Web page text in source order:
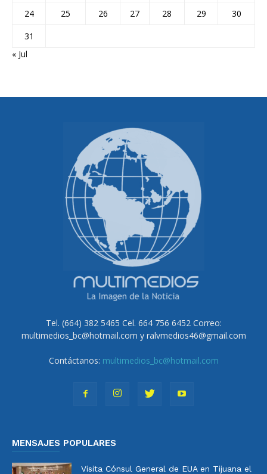
24
25 26 27 28 29
30
31
« Jul
Tel. (664) 382 5465 Cel. 664 756 6452 Correo:
multimedios_bc@hotmail.com y ralvmedios46@gmail.com
Contáctanos: multimedios_bc@hotmail.com
MENSAJES POPULARES
Visita Cónsul General de EUA en Tijuana el